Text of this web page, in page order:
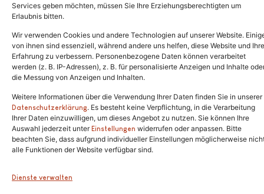
Services geben möchten, müssen Sie Ihre Erziehungsberechtigten um
Erlaubnis bitten.
Wir verwenden Cookies und andere Technologien auf unserer Website.
von ihnen sind essenziell, während andere uns helfen, diese Website und Ihre
Erfahrung zu verbessern. Personenbezogene Daten können verarbeitet
werden (z. B. IP-Adressen), z. B. für personalisierte Anzeigen und Inhalte
die Messung von Anzeigen und Inhalten.
Weitere Informationen über die Verwendung Ihrer Daten finden Sie in unserer
Datenschutzerklärung. Es besteht keine Verpflichtung, in die Verarbeitung
Ihrer Daten einzuwilligen, um dieses Angebot zu nutzen. Sie können Ihre
Auswahl jederzeit unterEinstellungen widerrufen oder anpassen. Bitte
beachten Sie, dass aufgrund individueller Einstellungen möglicherweise
alle Funktionen der Website verfügbar sind.
Dienste verwalten
Copyright © 2024. Alle Rechte vorbehalten.
info@katzenschutzfreunde.de
Im Brandenfeld 22
53426 Schalkenbach